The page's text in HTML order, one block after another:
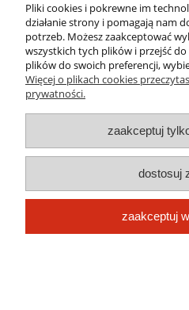
pokaż pełną
Sklep
Pliki cookies i pokrewne im
działanie strony i pomagają nam
potrzeb. Możesz zaakceptować
wszystkich tych plików i przejść
plików do swoich preferencji,
Więcej o plikach cookies
prywatności.
zaakceptuj
dostosuj
zaakceptuj